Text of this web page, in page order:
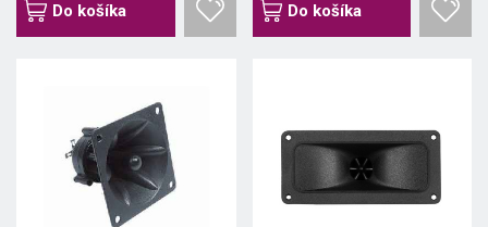
Do košíka Do košíka